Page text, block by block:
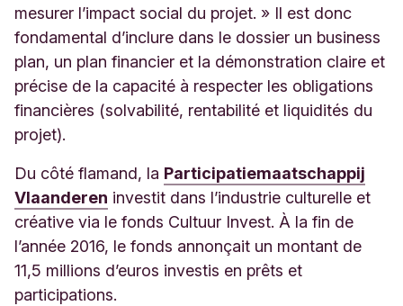
mesurer l’impact social du projet. » Il est donc
fondamental d’inclure dans le dossier un business
plan, un plan financier et la démonstration claire et
précise de la capacité à respecter les obligations
financières (solvabilité, rentabilité et liquidités du
projet).
Du côté flamand, la Participatiemaatschappij
Vlaanderen investit dans l’industrie culturelle et
créative via le fonds Cultuur Invest. À la fin de
l’année 2016, le fonds annonçait un montant de
11,5 millions d’euros investis en prêts et
participations.